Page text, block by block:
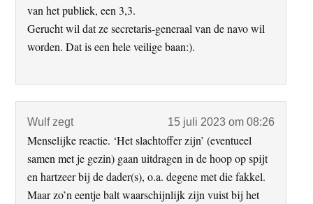
van het publiek, een 3,3.
Gerucht wil dat ze secretaris-generaal van de navo wil
worden. Dat is een hele veilige baan:).
Wulf zegt 15 juli 2023 om 08:26
Menselijke reactie. ‘Het slachtoffer zijn’ (eventueel
samen met je gezin) gaan uitdragen in de hoop op spijt
en hartzeer bij de dader(s), o.a. degene met die fakkel.
Maar zo’n eentje balt waarschijnlijk zijn vuist bij het